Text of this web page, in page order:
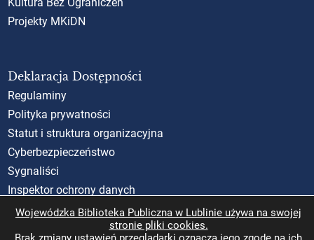
Kultura Bez Ograniczeń
Projekty MKiDN
Deklaracja Dostępności
Regulaminy
Polityka prywatności
Statut i struktura organizacyjna
Cyberbezpieczeństwo
Sygnaliści
Inspektor ochrony danych
Standardy Ochrony Małoletnich (SOM)
Rzecznik Praw Obywatelskich
Wojewódzka Biblioteka Publiczna w Lublinie używa na swojej
stronie pliki cookies.